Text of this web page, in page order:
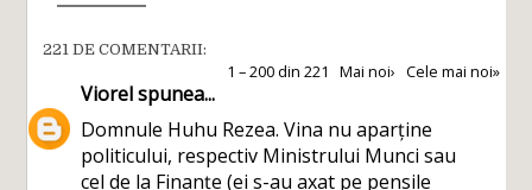
221 DE COMENTARII:
1 – 200 din 221 Mai noi› Cele mai noi»
Viorelspunea...
Domnule Huhu Rezea. Vina nu aparține
politicului, respectiv Ministrului Munci sau
cel de la Finanțe (ei s-au axat pe pensile